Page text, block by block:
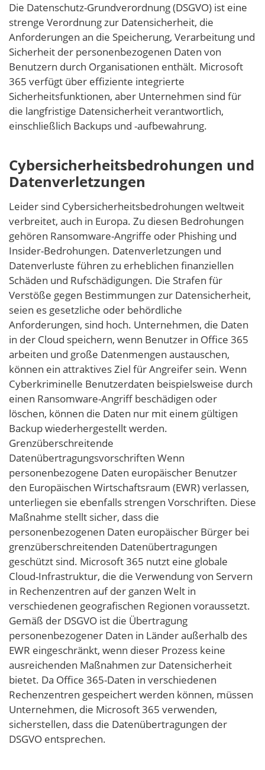
Die Datenschutz-Grundverordnung (DSGVO) ist eine
strenge Verordnung zur Datensicherheit, die
Anforderungen an die Speicherung, Verarbeitung und
Sicherheit der personenbezogenen Daten von
Benutzern durch Organisationen enthält. Microsoft
365 verfügt über effiziente integrierte
Sicherheitsfunktionen, aber Unternehmen sind für
die langfristige Datensicherheit verantwortlich,
einschließlich Backups und -aufbewahrung.
Cybersicherheitsbedrohungen und
Datenverletzungen
Leider sind Cybersicherheitsbedrohungen weltweit
verbreitet, auch in Europa. Zu diesen Bedrohungen
gehören Ransomware-Angriffe oder Phishing und
Insider-Bedrohungen. Datenverletzungen und
Datenverluste führen zu erheblichen finanziellen
Schäden und Rufschädigungen. Die Strafen für
Verstöße gegen Bestimmungen zur Datensicherheit,
seien es gesetzliche oder behördliche
Anforderungen, sind hoch. Unternehmen, die Daten
in der Cloud speichern, wenn Benutzer in Office 365
arbeiten und große Datenmengen austauschen,
können ein attraktives Ziel für Angreifer sein. Wenn
Cyberkriminelle Benutzerdaten beispielsweise durch
einen Ransomware-Angriff beschädigen oder
löschen, können die Daten nur mit einem gültigen
Backup wiederhergestellt werden.
Grenzüberschreitende
Datenübertragungsvorschriften Wenn
personenbezogene Daten europäischer Benutzer
den Europäischen Wirtschaftsraum (EWR) verlassen,
unterliegen sie ebenfalls strengen Vorschriften. Diese
Maßnahme stellt sicher, dass die
personenbezogenen Daten europäischer Bürger bei
grenzüberschreitenden Datenübertragungen
geschützt sind. Microsoft 365 nutzt eine globale
Cloud-Infrastruktur, die die Verwendung von Servern
in Rechenzentren auf der ganzen Welt in
verschiedenen geografischen Regionen voraussetzt.
Gemäß der DSGVO ist die Übertragung
personenbezogener Daten in Länder außerhalb des
EWR eingeschränkt, wenn dieser Prozess keine
ausreichenden Maßnahmen zur Datensicherheit
bietet. Da Office 365-Daten in verschiedenen
Rechenzentren gespeichert werden können, müssen
Unternehmen, die Microsoft 365 verwenden,
sicherstellen, dass die Datenübertragungen der
DSGVO entsprechen.